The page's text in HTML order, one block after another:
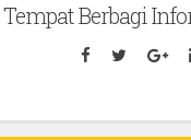
Tempat Berbagi